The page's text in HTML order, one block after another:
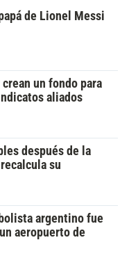
de Lionel Messi
un fondo para
aliados
después de la
su
argentino fue
aeropuerto de